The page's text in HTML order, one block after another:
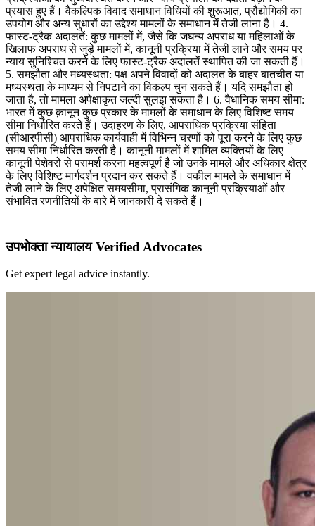
प्रयास हुए हैं। वैकल्पिक विवाद समाधान विधियों की शुरूआत, प्रौद्योगिकी का
उपयोग और अन्य सुधारों का उद्देश्य मामलों के समाधान में तेजी लाना है। 4.
फास्ट-ट्रैक अदालतें: कुछ मामलों में, जैसे कि जघन्य अपराध या महिलाओं के
खिलाफ अपराध से जुड़े मामलों में, कानूनी प्रक्रिया में तेजी लाने और समय पर
न्याय सुनिश्चित करने के लिए फास्ट-ट्रैक अदालतें स्थापित की जा सकती हैं।
5. समझौता और मध्यस्थता: पक्ष अपने विवादों को अदालत के बाहर बातचीत या
मध्यस्थता के माध्यम से निपटाने का विकल्प चुन सकते हैं। यदि समझौता हो
जाता है, तो मामला अपेक्षाकृत जल्दी सुलझ सकता है। 6. वैधानिक समय सीमा:
भारत में कुछ क़ानून कुछ प्रकार के मामलों के समाधान के लिए विशिष्ट समय
सीमा निर्धारित करते हैं। उदाहरण के लिए, आपराधिक प्रक्रिया संहिता
(सीआरपीसी) आपराधिक कार्यवाही में विभिन्न चरणों को पूरा करने के लिए कुछ
समय सीमा निर्धारित करती है। कानूनी मामलों में शामिल व्यक्तियों के लिए
कानूनी पेशेवरों से परामर्श करना महत्वपूर्ण है जो उनके मामले और अधिकार क्षेत्र
के लिए विशिष्ट मार्गदर्शन प्रदान कर सकते हैं। वकील मामले के समाधान में
तेजी लाने के लिए अपेक्षित समयसीमा, प्रासंगिक कानूनी प्रक्रियाओं और
संभावित रणनीतियों के बारे में जानकारी दे सकते हैं।
उपभोक्ता न्यायालय Verified Advocates
Get expert legal advice instantly.